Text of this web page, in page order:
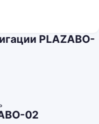
PLAZABO-
02